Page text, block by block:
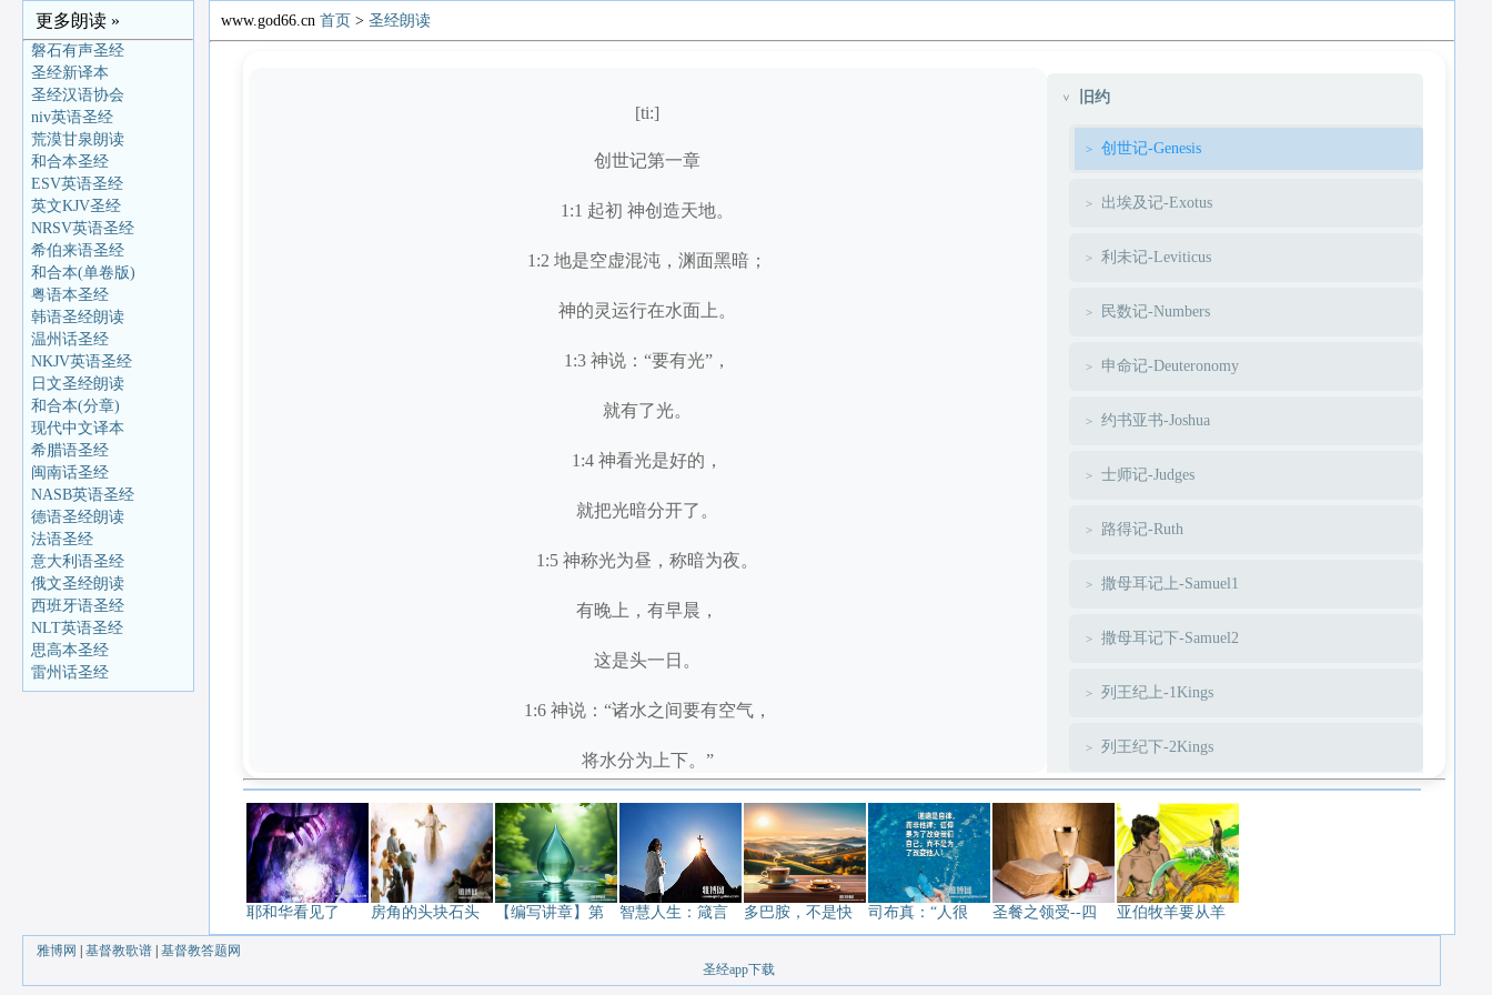
更多朗读 »
磐石有声圣经
圣经新译本
圣经汉语协会
niv英语圣经
荒漠甘泉朗读
和合本圣经
ESV英语圣经
英文KJV圣经
NRSV英语圣经
希伯来语圣经
和合本(单卷版)
粤语本圣经
韩语圣经朗读
温州话圣经
NKJV英语圣经
日文圣经朗读
和合本(分章)
现代中文译本
希腊语圣经
闽南话圣经
NASB英语圣经
德语圣经朗读
法语圣经
意大利语圣经
俄文圣经朗读
西班牙语圣经
NLT英语圣经
思高本圣经
雷州话圣经
www.god66.cn 首页 > 圣经朗读
[ti:]
创世记第一章
1:1 起初 神创造天地。
1:2 地是空虚混沌，渊面黑暗；
神的灵运行在水面上。
1:3 神说：“要有光”，
就有了光。
1:4 神看光是好的，
就把光暗分开了。
1:5 神称光为昼，称暗为夜。
有晚上，有早晨，
这是头一日。
1:6 神说：“诸水之间要有空气，
将水分为上下。”
1:7 神就造出空气，
将空气以下的水、
空气以上的水分开了。
事就这样成了。
旧约
创世记-Genesis
出埃及记-Exotus
利未记-Leviticus
民数记-Numbers
申命记-Deuteronomy
约书亚书-Joshua
士师记-Judges
路得记-Ruth
撒母耳记上-Samuel1
撒母耳记下-Samuel2
列王纪上-1Kings
列王纪下-2Kings
历代志上-1Chronicles
历代志下-2Chronicles
以斯拉-Ezra
耶和华看见了 房角的头块石头 【编写讲章】第 智慧人生：箴言 多巴胺，不是快 司布真：“人很 圣餐之领受--四 亚伯牧羊要从羊
雅博网 | 基督教歌谱 | 基督教答题网
圣经app下载